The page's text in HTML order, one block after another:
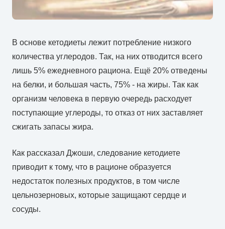
В основе кетодиеты лежит потребление низкого
количества углеродов. Так, на них отводится всего
лишь 5% ежедневного рациона. Ещё 20% отведены
на белки, и большая часть, 75% - на жиры. Так как
организм человека в первую очередь расходует
поступающие углероды, то отказ от них заставляет
сжигать запасы жира.
Как рассказал Джоши, следование кетодиете
приводит к тому, что в рационе образуется
недостаток полезных продуктов, в том числе
цельнозерновых, которые защищают сердце и
сосуды.